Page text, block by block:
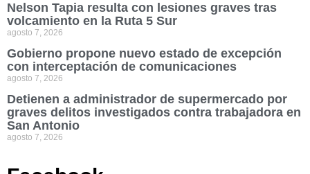
Nelson Tapia resulta con lesiones graves tras
volcamiento en la Ruta 5 Sur
agosto 7, 2026
Gobierno propone nuevo estado de excepción
con interceptación de comunicaciones
agosto 7, 2026
Detienen a administrador de supermercado por
graves delitos investigados contra trabajadora en
San Antonio
agosto 7, 2026